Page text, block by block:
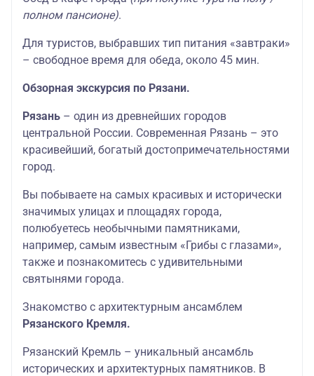
полном пансионе).
Для туристов, выбравших тип питания «завтраки»
– свободное время для обеда, около 45 мин.
Обзорная экскурсия по Рязани.
Рязань – один из древнейших городов
центральной России. Современная Рязань – это
красивейший, богатый достопримечательностями
город.
Вы побываете на самых красивых и исторически
значимых улицах и площадях города,
полюбуетесь необычными памятниками,
например, самым известным «Грибы с глазами»,
также и познакомитесь с удивительными
святынями города.
Знакомство с архитектурным ансамблем
Рязанского Кремля.
Рязанский Кремль – уникальный ансамбль
исторических и архитектурных памятников. В